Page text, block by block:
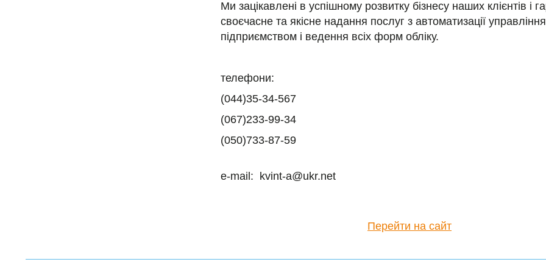
Ми зацікавлені в успішному розвитку бізнесу наших клієнтів і
своєчасне та якісне надання послуг з автоматизації управління
підприємством і ведення всіх форм обліку.
телефони:
(044)35-34-567
(067)233-99-34
(050)733-87-59
e-mail: kvint-a@ukr.net
Перейти на сайт